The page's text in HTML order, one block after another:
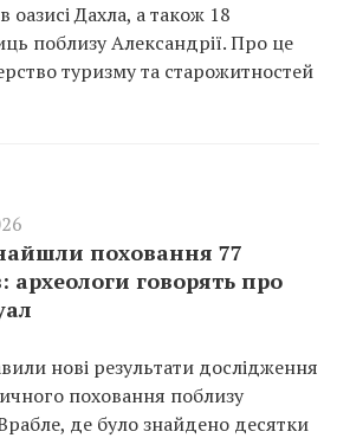
оазисі Дахла, а також 18
поблизу Александрії. Про це
туризму та старожитностей
поховання 77
археологи говорять про
нові результати дослідження
поховання поблизу
де було знайдено десятки